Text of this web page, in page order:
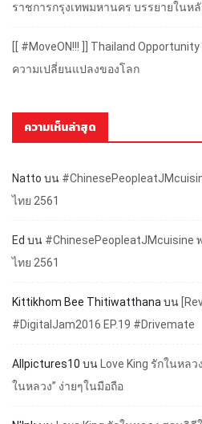
ราชการกรุงเทพมหานคร บรรยายในห
[[ #MoveON!!! ]] Thailand
ความเปลี่ยนแปลงของโลก
ความเห็นล่าสุด
Natto บน
ไทย 2561
Ed บน #ChinesePeopleatJMcuisine
ไทย 2561
Kittikhom Bee Thitiwatthana บน
#DigitalJam2016 EP.19 #Drivemate
Allpictures10 บน
Love King รักในหล
ในหลวง” ง่ายๆในมือถือ